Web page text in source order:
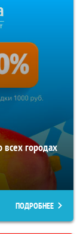
всех городах
ПОДРОБНЕЕ